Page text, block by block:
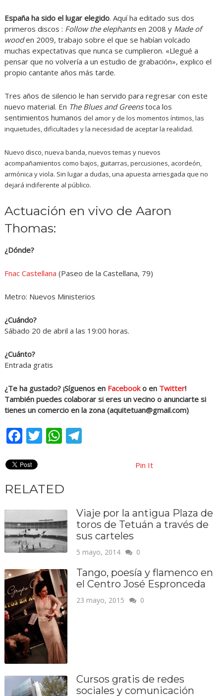
España ha sido el lugar elegido. Aquí ha editado sus dos
primeros discos : Follow the elephantsen 2008 y Made of
wooden 2009, trabajo sobre el que se habían volcado
muchas expectativas que nunca se cumplieron. «Llegué a
pensar que no volvería a un estudio de grabación», explico el
propio cantante años más tarde.
Tres años de silencio le han servido para regresar con este
nuevo material. En The Blues and Greenstoca los
sentimientos humanos del amor y de los momentos íntimos, las
inquietudes, dificultades y la necesidad de aceptar la realidad.
Nuevo disco, nueva banda, nuevos temas y nuevos
acompañamientos como bajos, guitarras, percusiones, acordeón,
armónica y viola. Sin lugar a dudas, una apuesta arriesgada que no
dejará indiferente al público.
Actuación en vivo de Aaron
Thomas:
¿Dónde?
Fnac Castellana (Paseo de la Castellana, 79)
Metro: Nuevos Ministerios
¿Cuándo?
Sábado 20 de abril a las 19:00 horas.
¿Cuánto?
Entrada gratis
¿Te ha gustado? ¡Síguenos en Facebooko en Twitter!
También puedes colaborar si eres un vecino o anunciarte si
tienes un comercio en la zona (aquitetuan@gmail.com)
Facebook
Twitter
WhatsApp
Telegram
Pin It
RELATED
Viaje por la antigua Plaza de
toros de Tetuán a través de
sus carteles
5 mayo, 2014 0
Tango, poesía y flamenco en
el Centro José Espronceda
23 mayo, 2015 0
Cursos gratis de redes
sociales y comunicación